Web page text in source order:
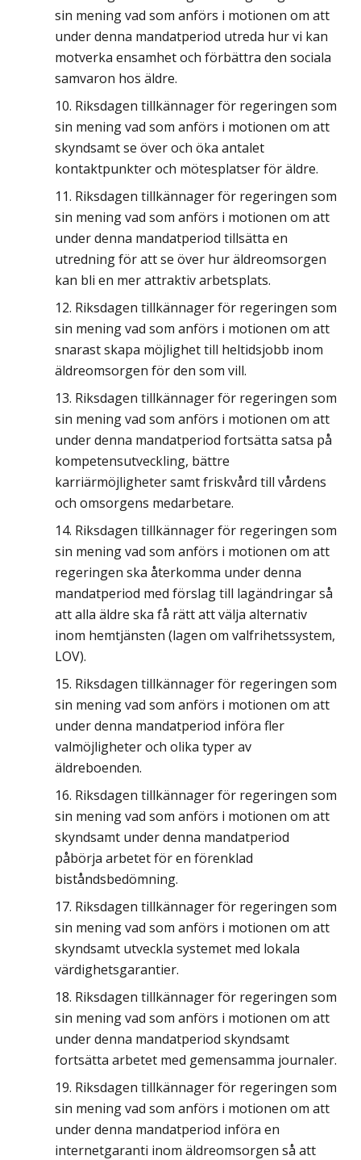
sin mening vad som anförs i motionen om att
under denna mandatperiod utreda hur vi kan
motverka ensamhet och förbättra den sociala
samvaron hos äldre.
Riksdagen tillkännager för regeringen som
sin mening vad som anförs i motionen om att
skyndsamt se över och öka antalet
kontaktpunkter och mötesplatser för äldre.
Riksdagen tillkännager för regeringen som
sin mening vad som anförs i motionen om att
under denna mandatperiod tillsätta en
utredning för att se över hur äldreomsorgen
kan bli en mer attraktiv arbetsplats.
Riksdagen tillkännager för regeringen som
sin mening vad som anförs i motionen om att
snarast skapa möjlighet till heltidsjobb inom
äldreomsorgen för den som vill.
Riksdagen tillkännager för regeringen som
sin mening vad som anförs i motionen om att
under denna mandatperiod fortsätta satsa på
kompetensutveckling, bättre
karriärmöjligheter samt friskvård till vårdens
och omsorgens medarbetare.
Riksdagen tillkännager för regeringen som
sin mening vad som anförs i motionen om att
regeringen ska återkomma under denna
mandatperiod med förslag till lagändringar så
att alla äldre ska få rätt att välja alternativ
inom hemtjänsten (lagen om valfrihetssystem,
LOV).
Riksdagen tillkännager för regeringen som
sin mening vad som anförs i motionen om att
under denna mandatperiod införa fler
valmöjligheter och olika typer av
äldreboenden.
Riksdagen tillkännager för regeringen som
sin mening vad som anförs i motionen om att
skyndsamt under denna mandatperiod
påbörja arbetet för en förenklad
biståndsbedömning.
Riksdagen tillkännager för regeringen som
sin mening vad som anförs i motionen om att
skyndsamt utveckla systemet med lokala
värdighetsgarantier.
Riksdagen tillkännager för regeringen som
sin mening vad som anförs i motionen om att
under denna mandatperiod skyndsamt
fortsätta arbetet med gemensamma journaler.
Riksdagen tillkännager för regeringen som
sin mening vad som anförs i motionen om att
under denna mandatperiod införa en
internetgaranti inom äldreomsorgen så att